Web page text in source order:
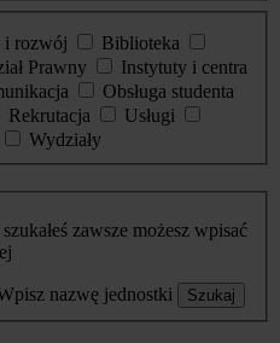
i rozwój
Biblioteka
Prawny
Instytuty i centra
Obsługa studenta
Rekrutacja
Usługi
Wydziały
zawsze możesz wpisać
nazwę jednostki Szukaj